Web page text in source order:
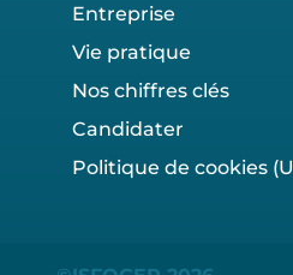
Entreprise
Vie pratique
Nos chiffres clés
Candidater
Politique de cookies